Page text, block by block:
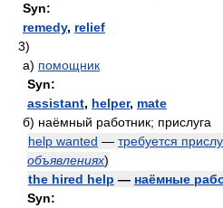
Syn:
remedy, relief
3)
а) помощник
Syn:
assistant, helper, mate
б) наёмный работник; прислуга
help wanted — требуется
объявлениях)
the hired help — наёмные
Syn: